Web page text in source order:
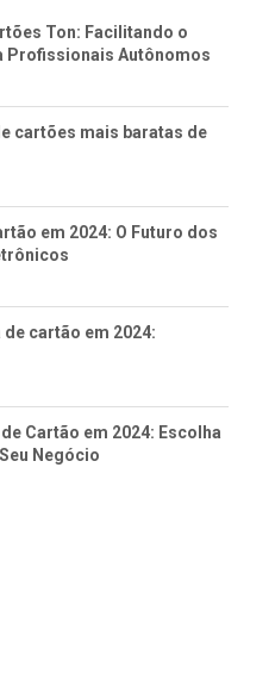
Ton: Facilitando o
Profissionais Autônomos
cartões mais baratas de
em 2024: O Futuro dos
cartão em 2024:
Cartão em 2024: Escolha
Negócio